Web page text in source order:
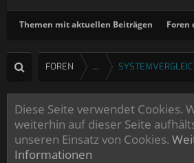
Themen mit aktuellen Beiträgen Foren
FOREN ...
Diese Seite verwendet Cookies.
weiterhin auf dieser Seite
unseren Einsatz von Cookies.
Informationen